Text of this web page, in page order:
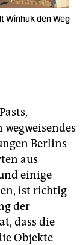
Winhuk den Weg
Berlins
aus
einige
ist richtig
der
dass die
Objekte